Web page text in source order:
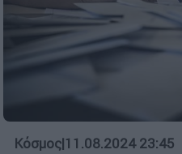
Κόσμος|11.08.2024 23:45